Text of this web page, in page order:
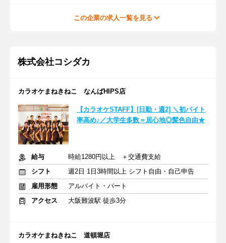
この企業の求人一覧を見る
株式会社コシダカ
カラオケまねきねこ なんばHIPS店
【カラオケSTAFF】[日勤・週2] ＼初バイト
率高め♪／大学生多数＝居心地◎髪色自由★
給与
時給1280円以上 ＋交通費支給
シフト
週2日 1日3時間以上 シフト自由・自己申告
雇用形態
アルバイト・パート
アクセス
大阪難波駅 徒歩3分
カラオケまねきねこ 道頓堀店